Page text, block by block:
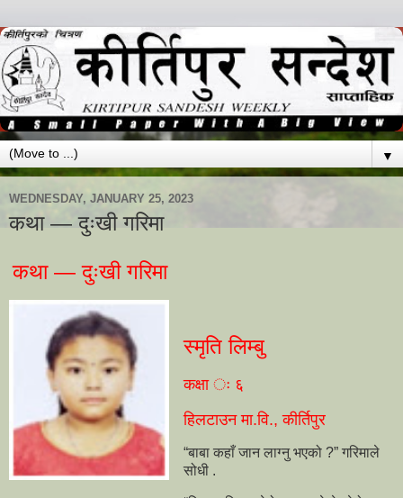
▼
WEDNESDAY, JANUARY 25, 2023
कथा — दुःखी गरिमा
कथा — दुःखी गरिमा
स्मृति लिम्बु
कक्षा ः ६
हिलटाउन मा.वि., कीर्तिपुर
“बाबा कहाँ जान लाग्नु भएको ?” गरिमाले
सोधी .